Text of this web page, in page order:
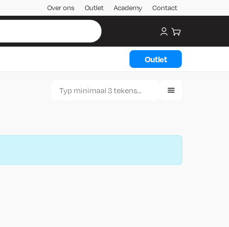
Over ons Outlet Academy Contact
My account
Winkelwagen
Outlet